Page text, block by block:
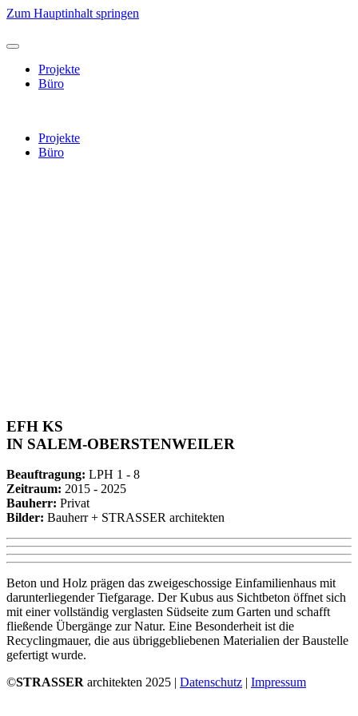
Zum Hauptinhalt springen
Projekte
Büro
Projekte
Büro
EFH KS
IN SALEM-OBERSTENWEILER
Beauftragung: LPH 1 - 8
Zeitraum: 2015 - 2025
Bauherr: Privat
Bilder: Bauherr + STRASSER architekten
Beton und Holz prägen das zweigeschossige Einfamilienhaus mit
darunterliegender Tiefgarage. Der Kubus aus Sichtbeton öffnet sich
mit einer vollständig verglasten Südseite zum Garten und schafft
fließende Übergänge zur Natur. Eine Besonderheit ist die
Recyclingmauer, die aus übriggebliebenen Materialien der Baustelle
gefertigt wurde.
©STRASSER architekten 2025 | Datenschutz | Impressum